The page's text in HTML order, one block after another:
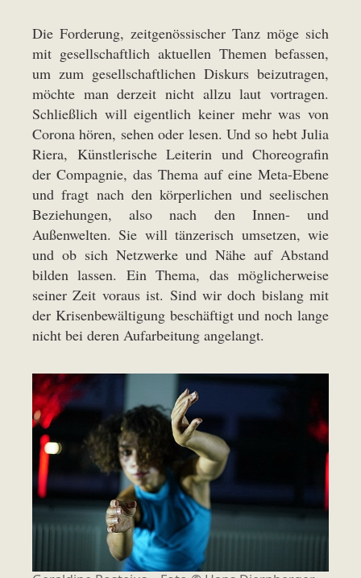
Die Forderung, zeitgenössischer Tanz möge sich
mit gesellschaftlich aktuellen Themen befassen,
um zum gesellschaftlichen Diskurs beizutragen,
möchte man derzeit nicht allzu laut vortragen.
Schließlich will eigentlich keiner mehr was von
Corona hören, sehen oder lesen. Und so hebt Julia
Riera, Künstlerische Leiterin und Choreografin
der Compagnie, das Thema auf eine Meta-Ebene
und fragt nach den körperlichen und seelischen
Beziehungen, also nach den Innen- und
Außenwelten. Sie will tänzerisch umsetzen, wie
und ob sich Netzwerke und Nähe auf Abstand
bilden lassen. Ein Thema, das möglicherweise
seiner Zeit voraus ist. Sind wir doch bislang mit
der Krisenbewältigung beschäftigt und noch lange
nicht bei deren Aufarbeitung angelangt.